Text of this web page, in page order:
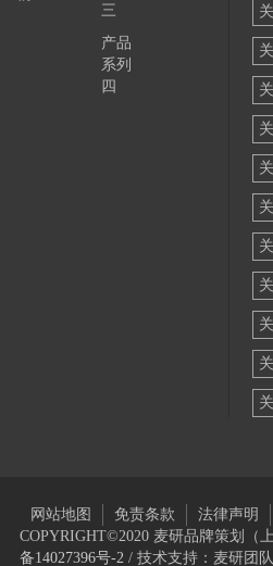
三
产品
系列
四
网站地图 免责条款 法律声明
COPYRIGHT©2020 麦研品牌策划（
备14027396号-2/ 技术支持：麦研团队